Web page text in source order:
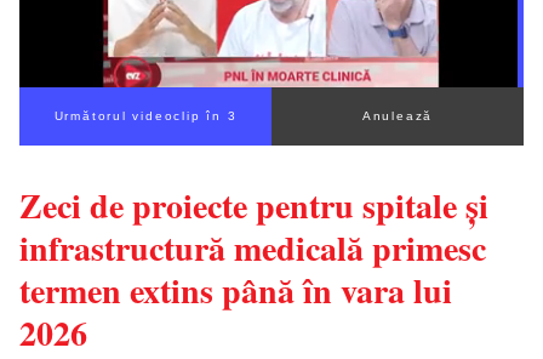
Următorul videoclip în 1 Anulează
Zeci de proiecte pentru spitale și
infrastructură medicală primesc
termen extins până în vara lui
2026